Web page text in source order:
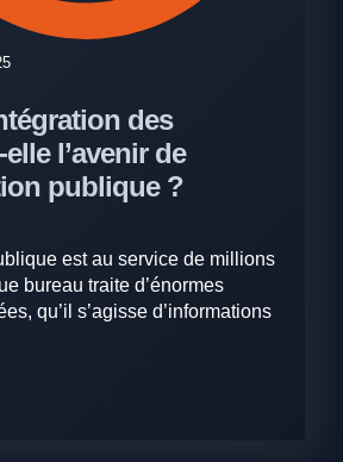
des
l’avenir de
publique ?
est au service de millions
bureau traite d’énormes
qu’il s’agisse d’informations